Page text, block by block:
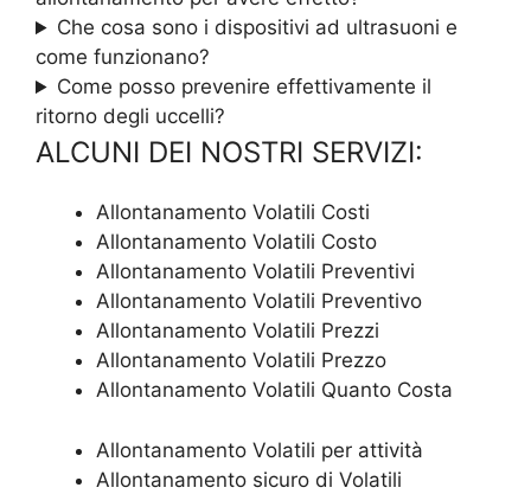
Che cosa sono i dispositivi ad ultrasuoni e
come funzionano?
Come posso prevenire effettivamente il
ritorno degli uccelli?
ALCUNI DEI NOSTRI SERVIZI:
Allontanamento Volatili Costi
Allontanamento Volatili Costo
Allontanamento Volatili Preventivi
Allontanamento Volatili Preventivo
Allontanamento Volatili Prezzi
Allontanamento Volatili Prezzo
Allontanamento Volatili Quanto Costa
Allontanamento Volatili per attività
Allontanamento sicuro di Volatili